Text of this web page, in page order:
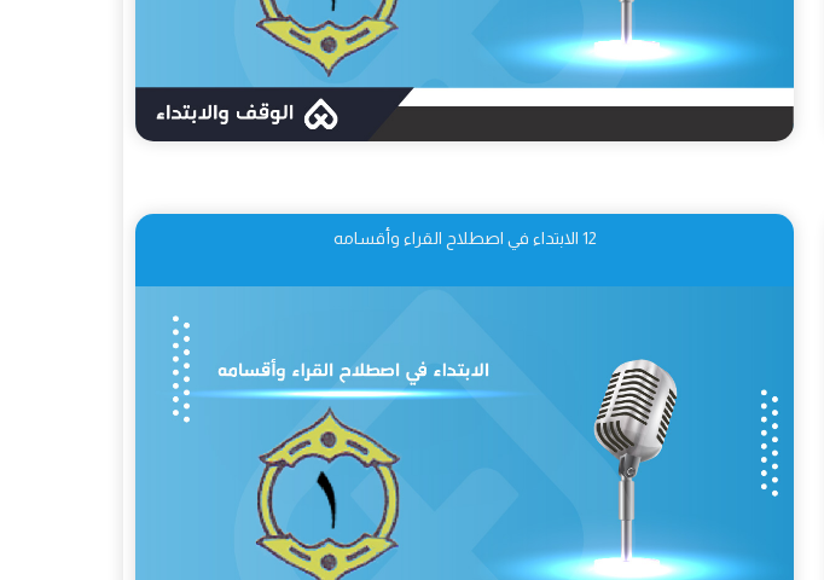
12 الابتداء في اصطلاح القراء وأقسامه